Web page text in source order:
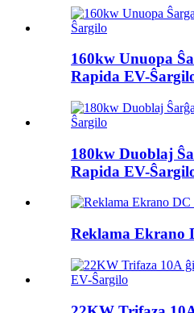
160kw Unuopa
Rapida EV-
180kw Duoblaj
Rapida EV-
Reklama Ekrano